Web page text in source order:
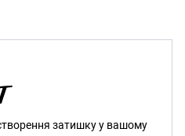
затишку у вашому